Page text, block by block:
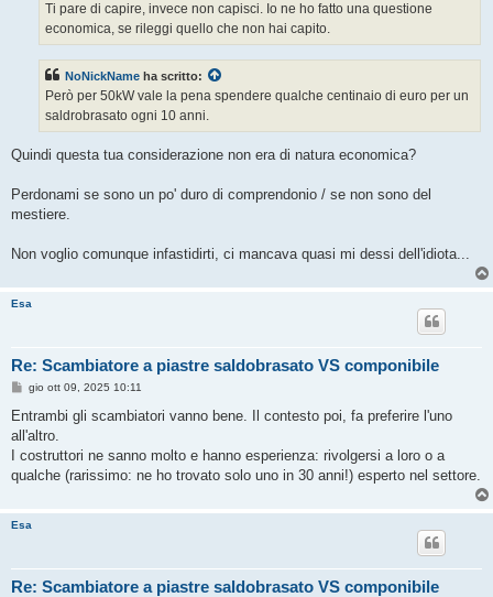
Ti pare di capire, invece non capisci. Io ne ho fatto una questione
economica, se rileggi quello che non hai capito.
NoNickName ha scritto:
Però per 50kW vale la pena spendere qualche centinaio di euro per un
saldrobrasato ogni 10 anni.
Quindi questa tua considerazione non era di natura economica?
Perdonami se sono un po' duro di comprendonio / se non sono del
mestiere.
Non voglio comunque infastidirti, ci mancava quasi mi dessi dell'idiota...
Esa
Re: Scambiatore a piastre saldobrasato VS componibile
M
s
a
g
i
gio ott 09, 2025 10:11
Entrambi gli scambiatori vanno bene. Il contesto poi, fa preferire l'uno
all'altro.
I costruttori ne sanno molto e hanno esperienza: rivolgersi a loro o a
qualche (rarissimo: ne ho trovato solo uno in 30 anni!) esperto nel settore.
Esa
Re: Scambiatore a piastre saldobrasato VS componibile